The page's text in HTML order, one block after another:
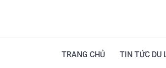
TRANG CHỦ TIN TỨC DU